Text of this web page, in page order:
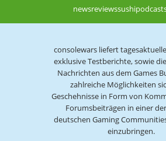
newsreviewssushi
consolewars liefert
exklusive Testberichte, sowie
Nachrichten aus dem Games
zahlreiche Möglichkeiten
Geschehnisse in Form von
Forumsbeiträgen in einer
deutschen Gaming
einzubringen.